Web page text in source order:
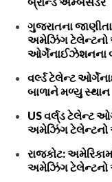
ગુજરાતના જાણીતા
અમેઝિંગ ટેલેન્ટનો
ઓર્ગેનાઈઝેશનના
વર્લ્ડ ટેલેન્ટ
બાળાને મળ્યુ સ્થાન
US વર્લ્‌ડ ટેલેન્ટ
અમેઝિંગ ટેલેન્ટનો
રાજકોટ:
અમેઝિંગ ટેલેન્ટનો